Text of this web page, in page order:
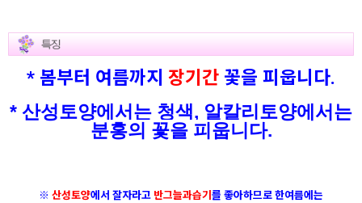
* 봄부터 여름까지 장기간 꽃을 피웁니다.
* 산성토양에서는 청색, 알칼리토양에서는
분홍의 꽃을 피웁니다.
※ 산성토양에서 잘자라고 반그늘과습기를 좋아하므로 한여름에는